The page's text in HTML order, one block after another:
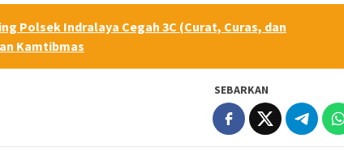
Polsek Indralaya Cegah 3C (Curat, Curas, dan
Kamtibmas
SEBARKAN